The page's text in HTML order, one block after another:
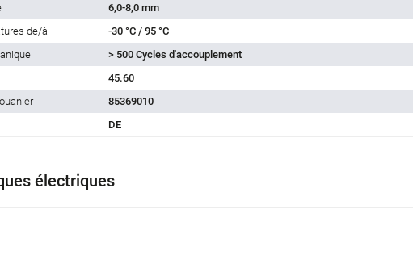
6,0-8,0 mm
de/à
-30 °C / 95 °C
> 500 Cycles d'accouplement
45.60
85369010
DE
électriques